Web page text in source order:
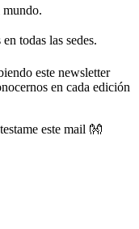
mundo.
todas las sedes.
este newsletter
en cada edición
este mail 👐